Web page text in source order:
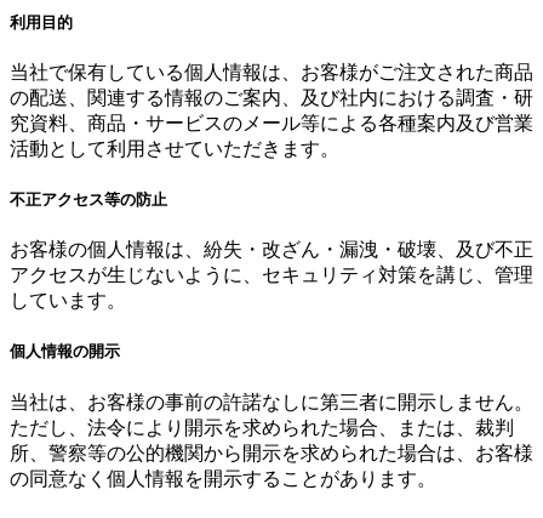
利用目的
当社で保有している個人情報は、お客様がご注文された商品
の配送、関連する情報のご案内、及び社内における調査・研
究資料、商品・サービスのメール等による各種案内及び営業
活動として利用させていただきます。
不正アクセス等の防止
お客様の個人情報は、紛失・改ざん・漏洩・破壊、及び不正
アクセスが生じないように、セキュリティ対策を講じ、管理
しています。
個人情報の開示
当社は、お客様の事前の許諾なしに第三者に開示しません。
ただし、法令により開示を求められた場合、または、裁判
所、警察等の公的機関から開示を求められた場合は、お客様
の同意なく個人情報を開示することがあります。